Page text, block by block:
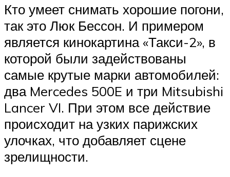
Кто умеет снимать хорошие погони,
так это Люк Бессон. И примером
является кинокартина «Такси-2», в
которой были задействованы
самые крутые марки автомобилей:
два Mercedes 500E и три Mitsubishi
Lancer VI. При этом все действие
происходит на узких парижских
улочках, что добавляет сцене
зрелищности.